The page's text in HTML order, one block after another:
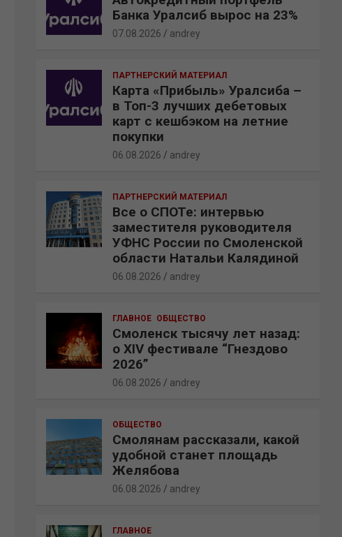
Банка Уралсиб вырос на 23%
07.08.2026 andrey
ПАРТНЕРСКИЙ МАТЕРИАЛ
Карта «Прибыль» Уралсиба –
в Топ-3 лучших дебетовых
карт с кешбэком на летние
покупки
06.08.2026 andrey
ПАРТНЕРСКИЙ МАТЕРИАЛ
Все о СПОТе: интервью
заместителя руководителя
УФНС России по Смоленской
области Натальи Калядиной
06.08.2026 andrey
ГЛАВНОЕ ОБЩЕСТВО
Смоленск тысячу лет назад:
о XIV фестивале “Гнездово
2026”
06.08.2026 andrey
ОБЩЕСТВО
Смолянам рассказали, какой
удобной станет площадь
Желябова
06.08.2026 andrey
ГЛАВНОЕ